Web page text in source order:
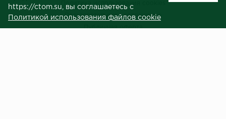
Пользовательское соглашение
Публичная оферта
https://ctom.su, вы соглашаетесь с
Политикой использования файлов cookie